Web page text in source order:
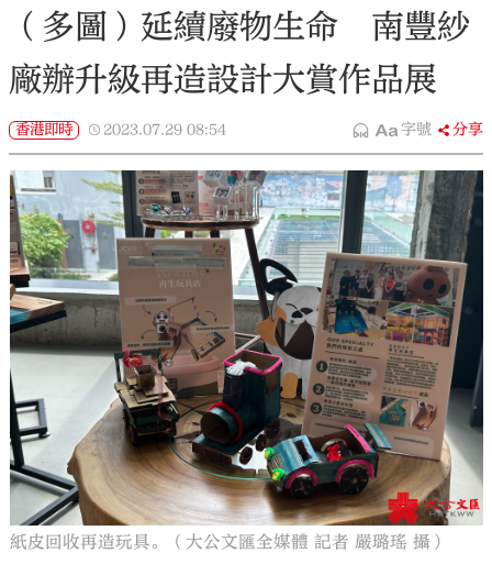
（多圖）延續廢物生命 南豐紗
廠辦升級再造設計大賞作品展
香港即時 2023.07.29 08:54 字號 分享
紙皮回收再造玩具。（大公文匯全媒體 記者 嚴璐瑤 攝）